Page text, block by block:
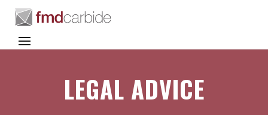
LEGAL ADVICE